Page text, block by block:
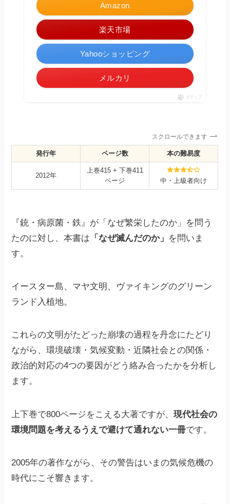
Amazon
楽天市場
Yahooショッピング
メルカリ
ポチップ
スクロールできます
発行年 ページ数 本の難易度
2012年
上巻415 + 下巻411
ページ
中・上級者向け
『銃・病原菌・鉄』が「なぜ繁栄したのか」を問う
たのに対し、本書は 「なぜ滅んだのか」 を問いま
す。
イースター島、マヤ文明、ヴァイキングのグリーン
ランド入植地。
これらの文明がたどった崩壊の過程を丹念にたどり
ながら、環境破壊・気候変動・近隣社会との関係・
政治的対応の4つの要因がどう絡み合ったかを分析し
ます。
上下巻で800ページをこえる大著ですが、現代社会の
環境問題を考えるうえで避けて通れない一冊です。
2005年の著作ながら、その警告はいまの気候危機の
時代にこそ響きます。